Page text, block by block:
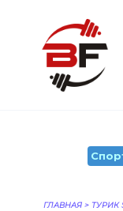
содержанию
ГЛАВНАЯ > ТУРИК